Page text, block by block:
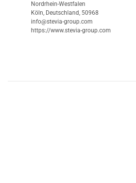
Nordrhein-Westfalen
Köln, Deutschland, 50968
info@stevia-group.com
https://www.stevia-group.com